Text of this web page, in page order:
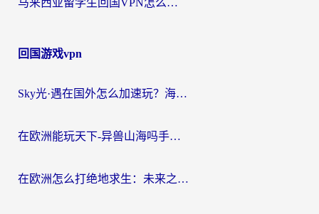
马来西亚留学生回国VPN怎么选？3个避坑点+1款实测好用的加速器推荐
回国游戏vpn
Sky光·遇在国外怎么加速玩？海外党亲测有效的国服游戏加速指南
在欧洲能玩天下-异兽山海吗手游？海外玩家的加速器生存指南
在欧洲怎么打绝地求生：未来之役不卡？留学生亲测的加速器避坑指南